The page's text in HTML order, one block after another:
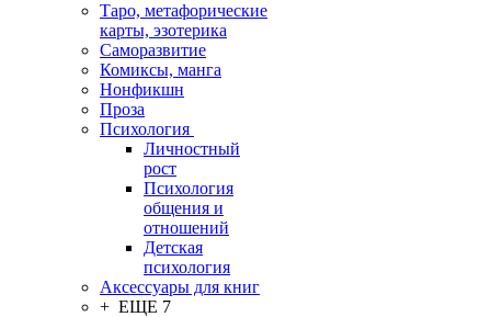
Таро, метафорические
карты, эзотерика
Саморазвитие
Комиксы, манга
Нонфикшн
Проза
Психология
Личностный
рост
Психология
общения и
отношений
Детская
психология
Аксессуары для книг
+ ЕЩЕ 7